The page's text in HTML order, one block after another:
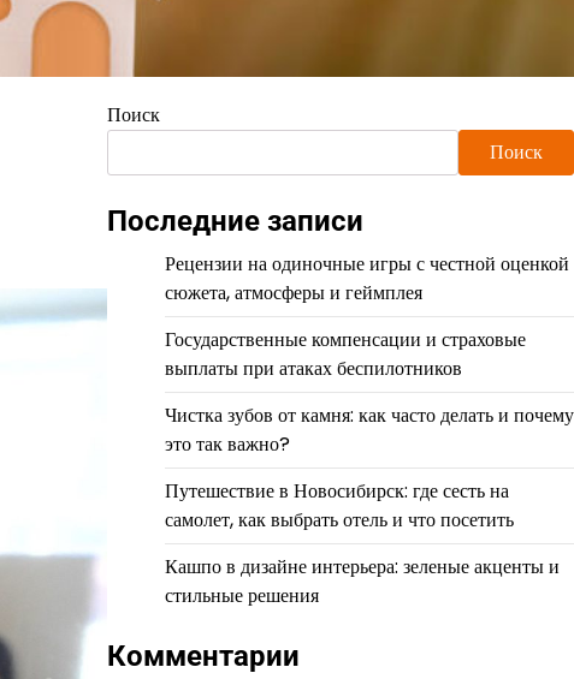
Поиск
Поиск
Последние записи
Рецензии на одиночные игры с честной оценкой
сюжета, атмосферы и геймплея
Государственные компенсации и страховые
выплаты при атаках беспилотников
Чистка зубов от камня: как часто делать и почему
это так важно?
Путешествие в Новосибирск: где сесть на
самолет, как выбрать отель и что посетить
Кашпо в дизайне интерьера: зеленые акценты и
стильные решения
Комментарии